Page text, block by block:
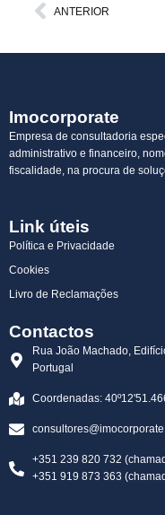
Prev
ANTERIOR
Imocorporate
Empresa de consultadoria
administrativo e financeiro,
fiscalidade, na procura de
Link úteis
Política e Privacidade
Cookies
Livro de Reclamações
Contactos
Rua João Machado,
Portugal
Coordenadas:
‭+351 239 820 732‬
‭+351 919 873 363